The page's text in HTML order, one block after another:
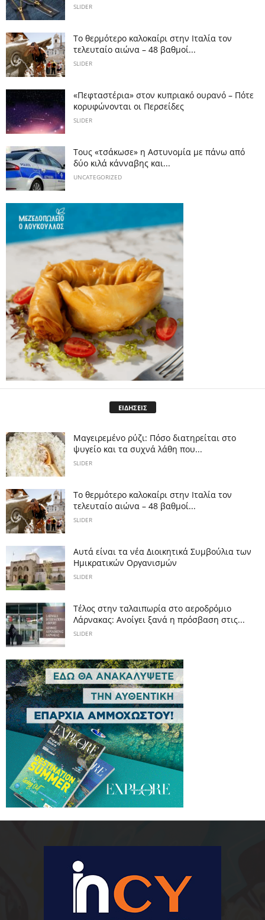
SLIDER
Το θερμότερο καλοκαίρι στην Ιταλία τον
τελευταίο αιώνα – 48 βαθμοί...
SLIDER
«Πεφταστέρια» στον κυπριακό ουρανό – Πότε
κορυφώνονται οι Περσείδες
SLIDER
Τους «τσάκωσε» η Αστυνομία με πάνω από
δύο κιλά κάνναβης και...
UNCATEGORIZED
ΕΙΔΗΣΕΙΣ
Μαγειρεμένο ρύζι: Πόσο διατηρείται στο
ψυγείο και τα συχνά λάθη που...
SLIDER
Το θερμότερο καλοκαίρι στην Ιταλία τον
τελευταίο αιώνα – 48 βαθμοί...
SLIDER
Αυτά είναι τα νέα Διοικητικά Συμβούλια των
Ημικρατικών Οργανισμών
SLIDER
Tέλος στην ταλαιπωρία στο αεροδρόμιο
Λάρνακας: Ανοίγει ξανά η πρόσβαση στις...
SLIDER